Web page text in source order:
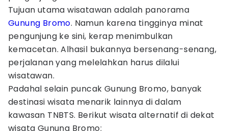
Tujuan utama wisatawan adalah panorama
Gunung Bromo. Namun karena tingginya minat
pengunjung ke sini, kerap menimbulkan
kemacetan. Alhasil bukannya bersenang-senang,
perjalanan yang melelahkan harus dilalui
wisatawan.
Padahal selain puncak Gunung Bromo, banyak
destinasi wisata menarik lainnya di dalam
kawasan TNBTS. Berikut wisata alternatif di dekat
wisata Gunung Bromo: